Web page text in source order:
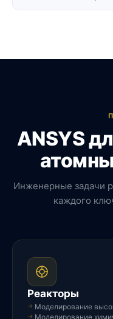
ANSYS
Инженерные задачи
каждого
Реакторы
Моделирование
Моделирование